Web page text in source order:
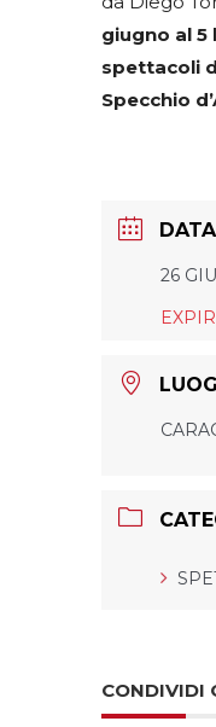
giugno al
spettacoli
Specchio
DATA
26
CONDIVIDI